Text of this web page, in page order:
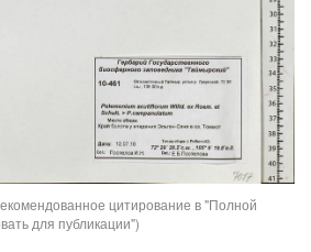
цитирование в "Полной
для публикации")